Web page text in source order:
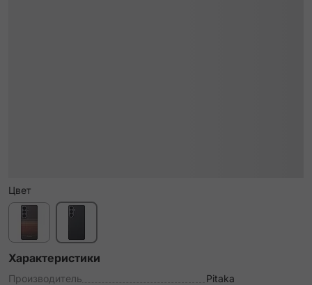
Цвет
Характеристики
Производитель
Pitaka